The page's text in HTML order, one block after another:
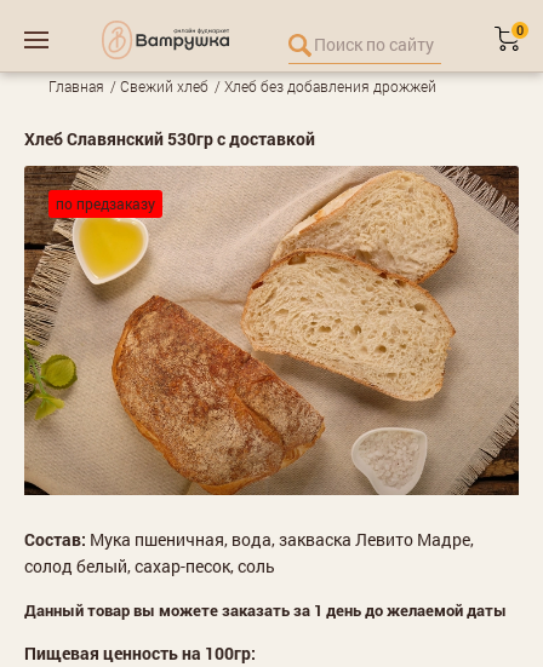
0
Главная Свежий хлеб Хлеб без добавления дрожжей
Хлеб Славянский 530гр с доставкой
по предзаказу
Состав: Мука пшеничная, вода, закваска Левито Мадре,
солод белый, сахар-песок, соль
Данный товар вы можете заказать за 1 день до желаемой даты
Пищевая ценность на 100гр: